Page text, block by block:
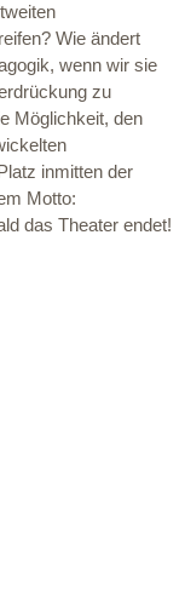
Wie ändert
wenn wir sie
zu
Möglichkeit, den
inmitten der
Motto:
das Theater endet!